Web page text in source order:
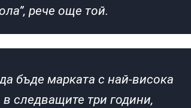
рече още той.
бъде марката с най-висока
следващите три години,